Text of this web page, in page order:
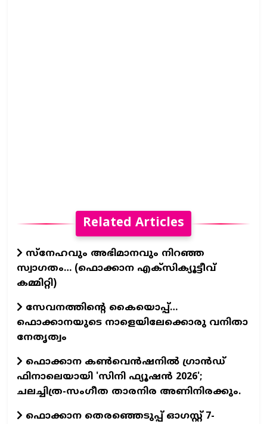
Related Articles
സ്നേഹവും അഭിമാനവും നിറഞ്ഞ
സ്വാഗതം… (ഫൊക്കാന എക്സിക്യൂട്ടീവ്
കമ്മിറ്റി)
സേവനത്തിന്റെ കൈയൊപ്പ്…
ഫൊക്കാനയുടെ നാളെയിലേക്കൊരു വനിതാ
നേതൃത്വം
ഫൊക്കാന കണ്‍വെന്‍ഷനില്‍ ഗ്രാന്‍ഡ്
ഫിനാലെയായി 'സിനി ഫ്യൂഷന്‍ 2026';
ചലച്ചിത്ര-സംഗീത താരനിര അണിനിരക്കും.
ഫൊക്കാന തെരഞ്ഞെടുപ്പ് ഓഗസ്റ്റ് 7-